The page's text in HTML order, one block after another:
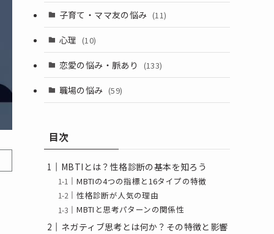
子育て・ママ友の悩み (11)
心理 (10)
恋愛の悩み・脈あり (133)
職場の悩み (59)
目次
MBTIとは？性格診断の基本を知ろう
MBTIの4つの指標と16タイプの特徴
性格診断が人気の理由
MBTIと思考パターンの関係性
ネガティブ思考とは何か？その特徴と影響